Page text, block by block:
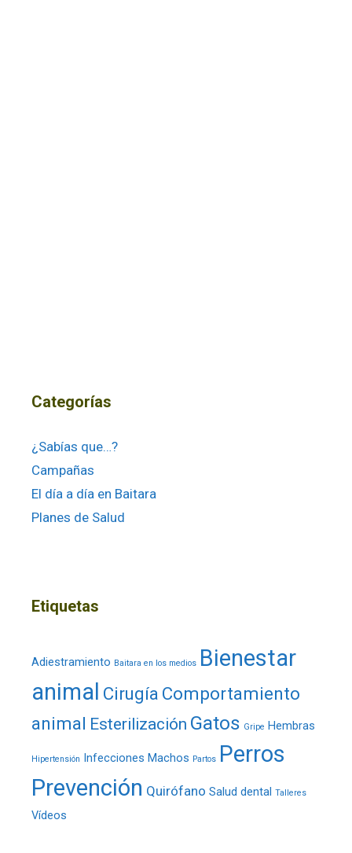
Categorías
¿Sabías que…?
Campañas
El día a día en Baitara
Planes de Salud
Etiquetas
Adiestramiento Baitara en los medios Bienestar
animal Cirugía Comportamiento
animal Esterilización Gatos Gripe Hembras
Hipertensión Infecciones Machos Partos Perros
Prevención Quirófano Salud dental Talleres
Vídeos